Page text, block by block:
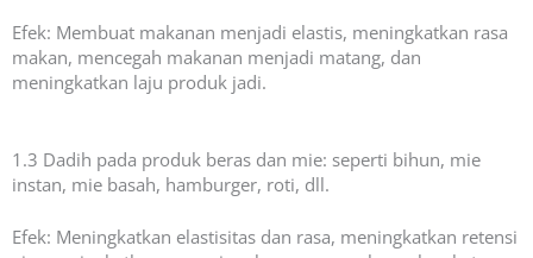
Efek: Membuat makanan menjadi elastis, meningkatkan rasa
makan, mencegah makanan menjadi matang, dan
meningkatkan laju produk jadi.
1.3 Dadih pada produk beras dan mie: seperti bihun, mie
instan, mie basah, hamburger, roti, dll.
Efek: Meningkatkan elastisitas dan rasa, meningkatkan retensi